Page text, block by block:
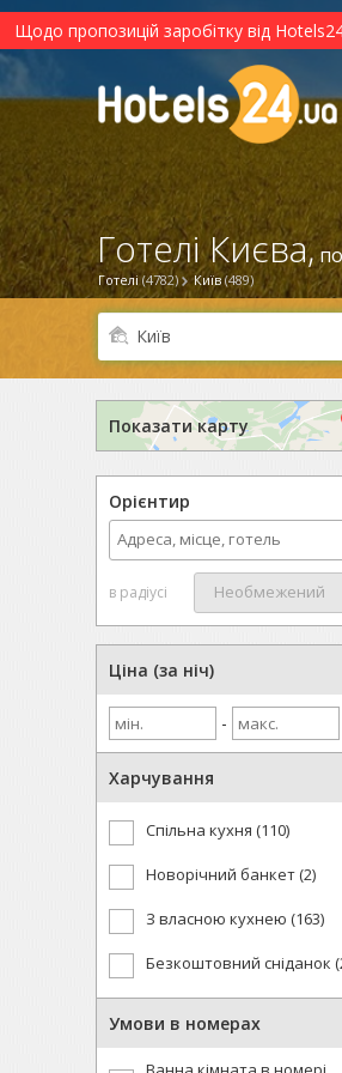
Щодо пропозицій заробітку від
Готелі (4782) Київ (489)
Готелі Києва,
Показати карту
Орієнтир
в радіусі
Ціна (за ніч)
-
Харчування
Спільна кухня (110)
Новорічний банкет (2)
З власною кухнею (163)
Безкоштовний сніданок
Умови в номерах